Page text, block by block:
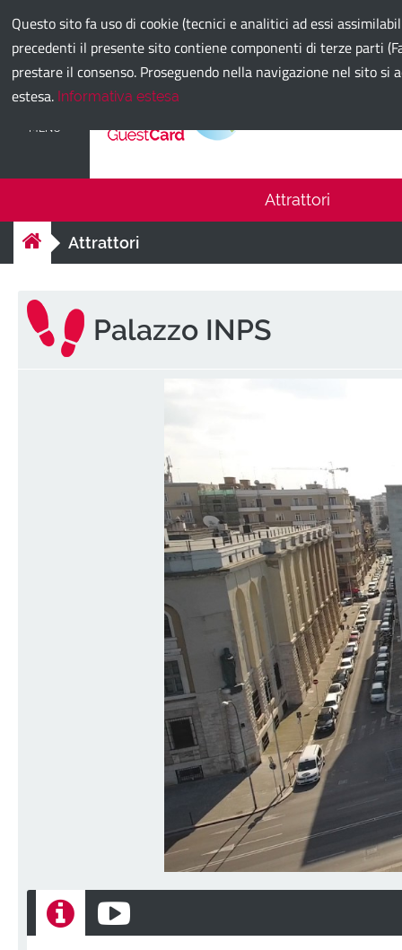
Questo sito fa uso di cookie (tecnici e analitici ad essi
precedenti il presente sito contiene componenti di terze parti
prestare il consenso. Proseguendo nella navigazione nel sito
estesa. Informativa estesa
Comune di Bari
MENU
Attrattori
Attrattori
Palazzo INPS